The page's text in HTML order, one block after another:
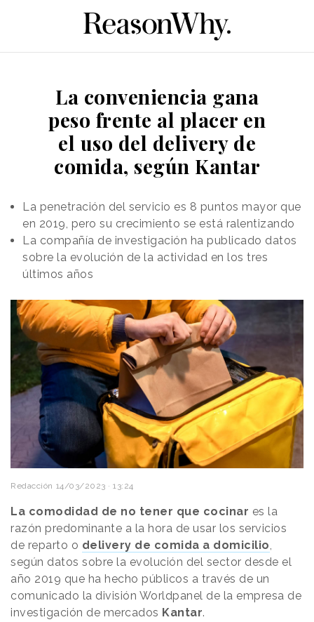
La conveniencia gana
peso frente al placer en
el uso del delivery de
comida, según Kantar
La penetración del servicio es 8 puntos mayor que
en 2019, pero su crecimiento se está ralentizando
La compañía de investigación ha publicado datos
sobre la evolución de la actividad en los tres
últimos años
Redacción 14/03/2023 · 13:24
La comodidad de no tener que cocinar es la
razón predominante a la hora de usar los servicios
de reparto o delivery de comida a domicilio,
según datos sobre la evolución del sector desde el
año 2019 que ha hecho públicos a través de un
comunicado la división Worldpanel de la empresa de
investigación de mercados Kantar.